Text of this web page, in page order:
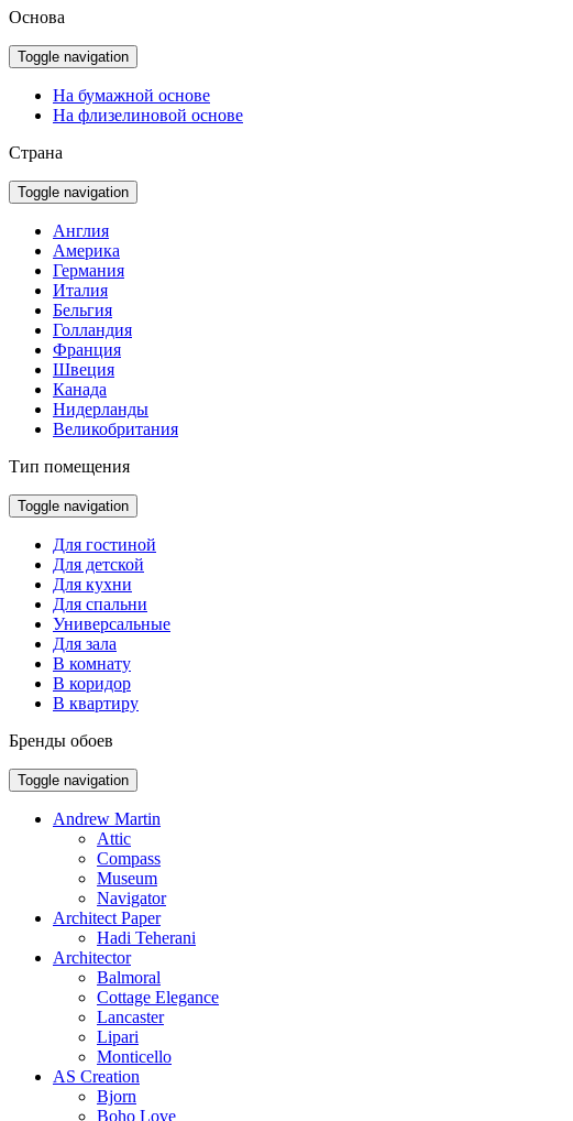
Основа
Toggle navigation
На бумажной основе
На флизелиновой основе
Страна
Toggle navigation
Англия
Америка
Германия
Италия
Бельгия
Голландия
Франция
Швеция
Канада
Нидерланды
Великобритания
Тип помещения
Toggle navigation
Для гостиной
Для детской
Для кухни
Для спальни
Универсальные
Для зала
В комнату
В коридор
В квартиру
Бренды обоев
Toggle navigation
Andrew Martin
Attic
Compass
Museum
Navigator
Architect Paper
Hadi Teherani
Architector
Balmoral
Cottage Elegance
Lancaster
Lipari
Monticello
AS Creation
Bjorn
Boho Love